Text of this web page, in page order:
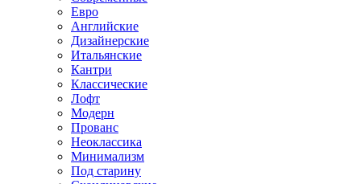
Евро
Английские
Дизайнерские
Итальянские
Кантри
Классические
Лофт
Модерн
Прованс
Неоклассика
Минимализм
Под старину